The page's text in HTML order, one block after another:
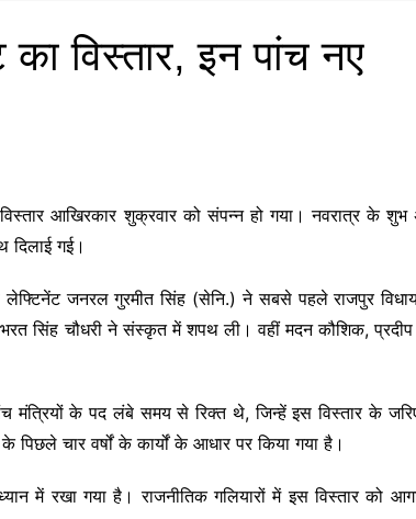
विस्तार, इन पांच नए
आखिरकार शुक्रवार को संपन्न हो गया। नवरात्र के
दिलाई गई।
लेफ्टिनेंट जनरल गुरमीत सिंह (सेनि.) ने सबसे पहले राजपुर
सिंह चौधरी ने संस्कृत में शपथ ली। वहीं मदन कौशिक,
मंत्रियों के पद लंबे समय से रिक्त थे, जिन्हें इस विस्तार के
पिछले चार वर्षों के कार्यों के आधार पर किया गया है।
में रखा गया है। राजनीतिक गलियारों में इस विस्तार को